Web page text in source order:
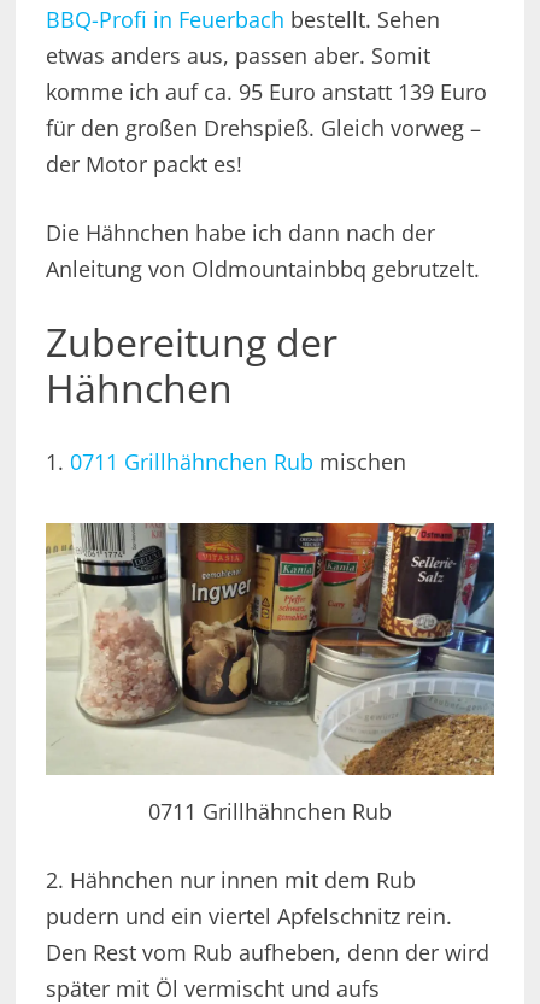
BBQ-Profi in Feuerbach bestellt. Sehen
etwas anders aus, passen aber. Somit
komme ich auf ca. 95 Euro anstatt 139 Euro
für den großen Drehspieß. Gleich vorweg –
der Motor packt es!
Die Hähnchen habe ich dann nach der
Anleitung von Oldmountainbbq gebrutzelt.
Zubereitung der
Hähnchen
1. 0711 Grillhähnchen Rub mischen
0711 Grillhähnchen Rub
2. Hähnchen nur innen mit dem Rub
pudern und ein viertel Apfelschnitz rein.
Den Rest vom Rub aufheben, denn der wird
später mit Öl vermischt und aufs